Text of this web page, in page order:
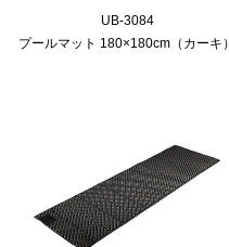
UB-3084
プールマット 180×180cm（カーキ）